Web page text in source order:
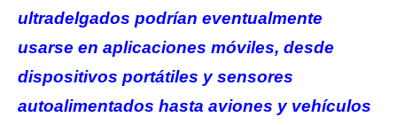
ultradelgados podrían eventualmente
usarse en aplicaciones móviles, desde
dispositivos portátiles y sensores
autoalimentados hasta aviones y vehículos